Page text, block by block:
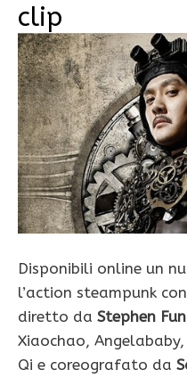
clip
Disponibili online un
l’action steampunk
diretto da Stephen
Xiaochao,
Qi e coreografato da